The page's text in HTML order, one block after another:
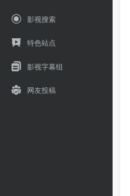
影视搜索
特色站点
影视字幕组
网友投稿